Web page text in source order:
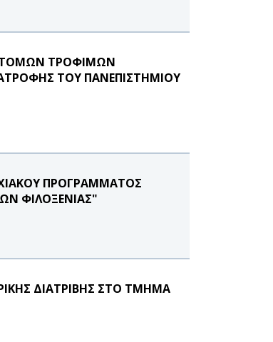
ΤΡΟΦΙΜΩΝ
ΤΟΥ ΠΑΝΕΠΙΣΤΗΜΙΟΥ
ΠΡΟΓΡΑΜΜΑΤΟΣ
ΦΙΛΟΞΕΝΙΑΣ"
ΔΙΑΤΡΙΒΗΣ ΣΤΟ ΤΜΗΜΑ